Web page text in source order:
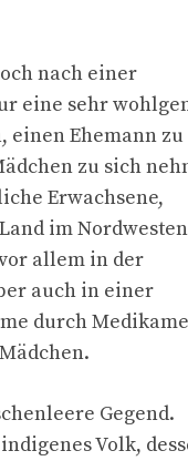
nach einer
eine sehr
einen Ehemann zu
zu sich
Erwachsene,
im Nordwesten
allem in der
auch in einer
durch
Gegend.
Volk,